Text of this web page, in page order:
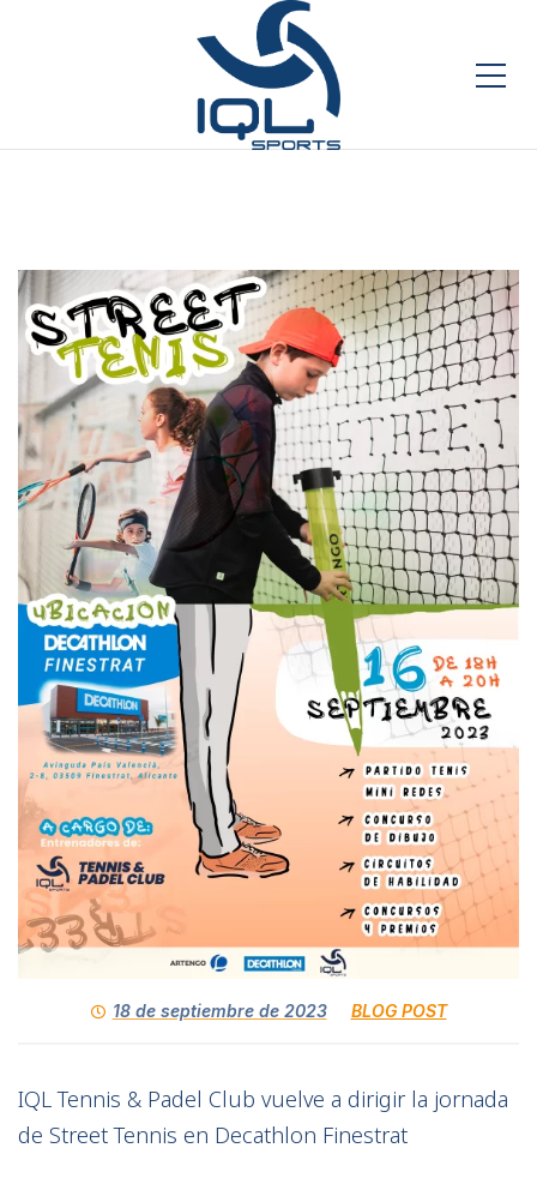
18 de septiembre de 2023 BLOG POST
IQL Tennis & Padel Club vuelve a dirigir la jornada
de Street Tennis en Decathlon Finestrat